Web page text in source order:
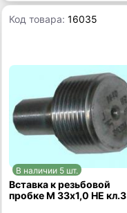
Код товара:16035
В наличии 5 шт.
Вставка к резьбовой
пробке М 33х1,0 НЕ кл.3